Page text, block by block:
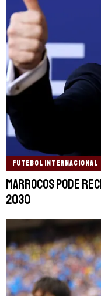
FUTEBOL INTERNACIONAL
Marrocos pode
2030